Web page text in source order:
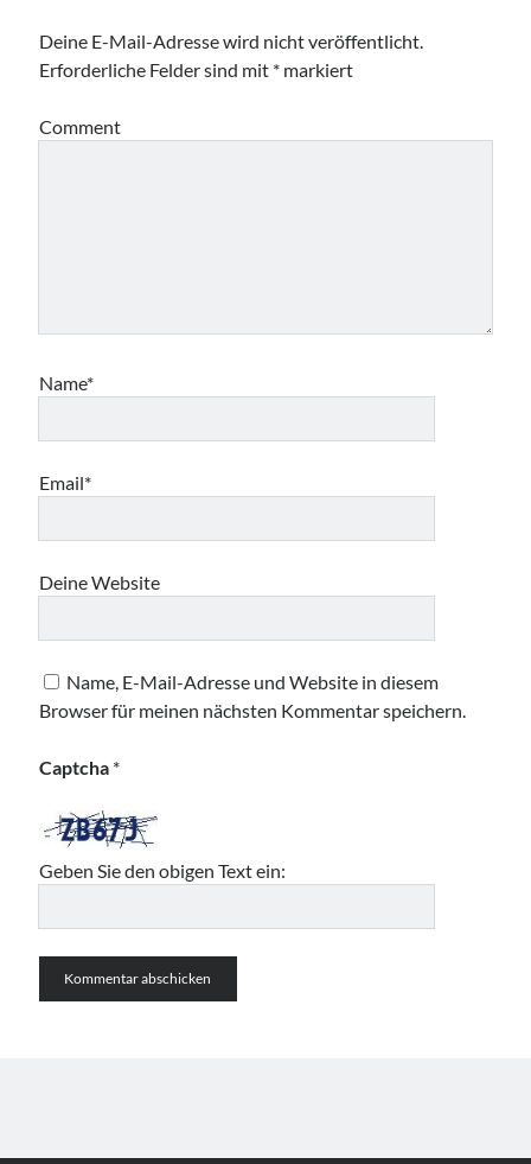
Deine E-Mail-Adresse wird nicht veröffentlicht.
Erforderliche Felder sind mit * markiert
Comment
Name*
Email*
Deine Website
Name, E-Mail-Adresse und Website in diesem
Browser für meinen nächsten Kommentar speichern.
Captcha *
Geben Sie den obigen Text ein: